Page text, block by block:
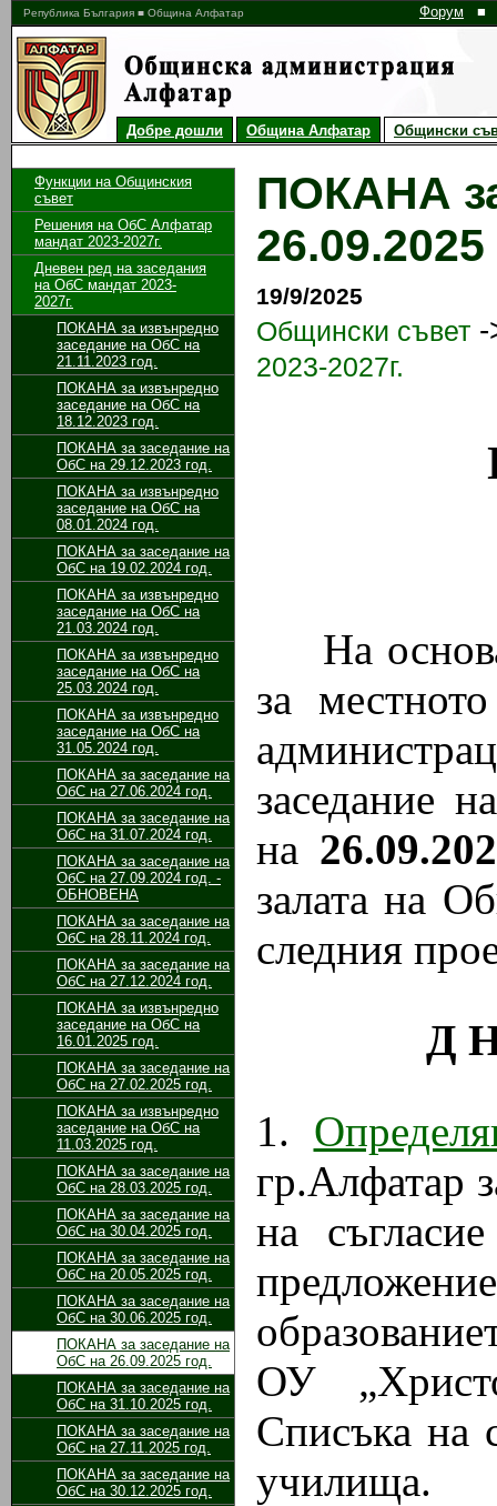
Република България ■ Община Алфатар Форум ■
Добре дошли Община Алфатар Общински
Функции на Общинския
съвет
Решения на ОбС Алфатар
мандат 2023-2027г.
Дневен ред на заседания
на ОбС мандат 2023-
2027г.
ПОКАНА за извънредно
заседание на ОбС на
21.11.2023 год.
ПОКАНА за извънредно
заседание на ОбС на
18.12.2023 год.
ПОКАНА за заседание на
ОбС на 29.12.2023 год.
ПОКАНА за извънредно
заседание на ОбС на
08.01.2024 год.
ПОКАНА за заседание на
ОбС на 19.02.2024 год.
ПОКАНА за извънредно
заседание на ОбС на
21.03.2024 год.
ПОКАНА за извънредно
заседание на ОбС на
25.03.2024 год.
ПОКАНА за извънредно
заседание на ОбС на
31.05.2024 год.
ПОКАНА за заседание на
ОбС на 27.06.2024 год.
ПОКАНА за заседание на
ОбС на 31.07.2024 год.
ПОКАНА за заседание на
ОбС на 27.09.2024 год. -
ОБНОВЕНА
ПОКАНА за заседание на
ОбС на 28.11.2024 год.
ПОКАНА за заседание на
ОбС на 27.12.2024 год.
ПОКАНА за извънредно
заседание на ОбС на
16.01.2025 год.
ПОКАНА за заседание на
ОбС на 27.02.2025 год.
ПОКАНА за извънредно
заседание на ОбС на
11.03.2025 год.
ПОКАНА за заседание на
ОбС на 28.03.2025 год.
ПОКАНА за заседание на
ОбС на 30.04.2025 год.
ПОКАНА за заседание на
ОбС на 20.05.2025 год.
ПОКАНА за заседание на
ОбС на 30.06.2025 год.
ПОКАНА за заседание на
ОбС на 26.09.2025 год.
ПОКАНА за заседание на
ОбС на 31.10.2025 год.
ПОКАНА за заседание на
ОбС на 27.11.2025 год.
ПОКАНА за заседание на
ОбС на 30.12.2025 год.
ПОКАНА
26.09.2025
19/9/2025
Общински съвет
2023-2027г.
На
за
заседание
на 26.09
залата на
следния
Д
1.
гр.Алфатар
на
ОУ
Списъка на
училища.